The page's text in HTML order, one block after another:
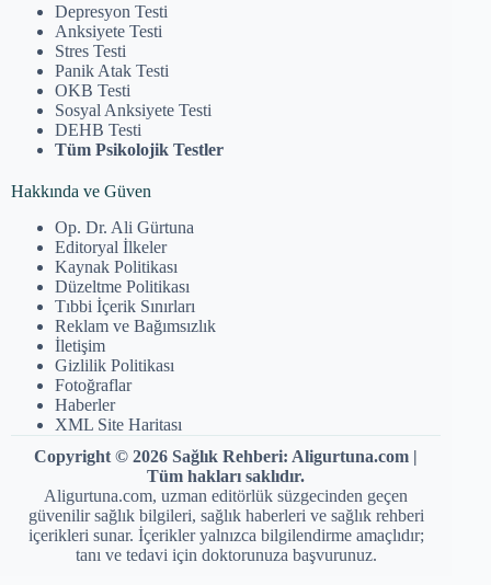
Depresyon Testi
Anksiyete Testi
Stres Testi
Panik Atak Testi
OKB Testi
Sosyal Anksiyete Testi
DEHB Testi
Tüm Psikolojik Testler
Hakkında ve Güven
Op. Dr. Ali Gürtuna
Editoryal İlkeler
Kaynak Politikası
Düzeltme Politikası
Tıbbi İçerik Sınırları
Reklam ve Bağımsızlık
İletişim
Gizlilik Politikası
Fotoğraflar
Haberler
XML Site Haritası
Copyright © 2026 Sağlık Rehberi: Aligurtuna.com |
Tüm hakları saklıdır.
Aligurtuna.com, uzman editörlük süzgecinden geçen
güvenilir sağlık bilgileri, sağlık haberleri ve sağlık rehberi
içerikleri sunar. İçerikler yalnızca bilgilendirme amaçlıdır;
tanı ve tedavi için doktorunuza başvurunuz.